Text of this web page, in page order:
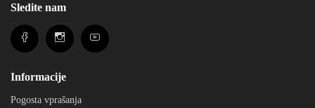
Sledite nam
Informacije
Pogosta vprašanja